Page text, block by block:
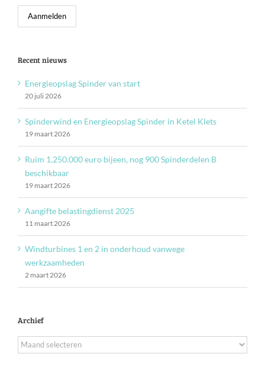
Recent nieuws
Energieopslag Spinder van start
20 juli 2026
Spinderwind en Energieopslag Spinder in Ketel Klets
19 maart 2026
Ruim 1.250.000 euro bijeen, nog 900 Spinderdelen B
beschikbaar
19 maart 2026
Aangifte belastingdienst 2025
11 maart 2026
Windturbines 1 en 2 in onderhoud vanwege
werkzaamheden
2 maart 2026
Archief
Archief